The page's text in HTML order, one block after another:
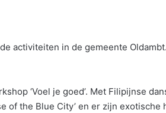
activiteiten in de gemeente Oldambt.
‘Voel je goed’. Met Filipijnse
of the Blue City’ en er zijn exotische